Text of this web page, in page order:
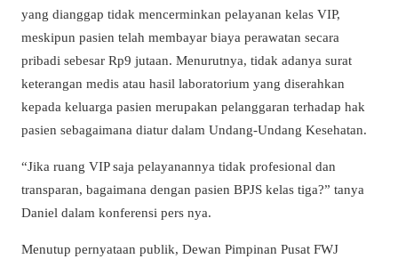
yang dianggap tidak mencerminkan pelayanan kelas VIP,
meskipun pasien telah membayar biaya perawatan secara
pribadi sebesar Rp9 jutaan. Menurutnya, tidak adanya surat
keterangan medis atau hasil laboratorium yang diserahkan
kepada keluarga pasien merupakan pelanggaran terhadap hak
pasien sebagaimana diatur dalam Undang-Undang Kesehatan.
“Jika ruang VIP saja pelayanannya tidak profesional dan
transparan, bagaimana dengan pasien BPJS kelas tiga?” tanya
Daniel dalam konferensi pers nya.
Menutup pernyataan publik, Dewan Pimpinan Pusat FWJ